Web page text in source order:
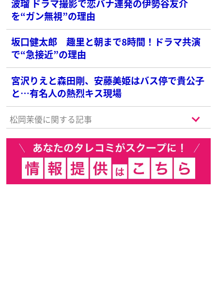
波瑠 ドラマ撮影で恋バナ連発の伊勢谷友介
を“ガン無視”の理由
坂口健太郎 趣里と朝まで8時間！ドラマ共演
で“急接近”の理由
宮沢りえと森田剛、安藤美姫はバス停で貴公子
と…有名人の熱烈キス現場
松岡茉優に関する記事